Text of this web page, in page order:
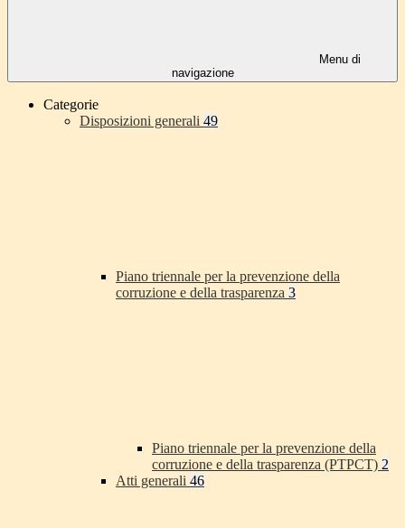
Menu di
navigazione
Categorie
Disposizioni generali 49
Piano triennale per la prevenzione della
corruzione e della trasparenza 3
Piano triennale per la prevenzione della
corruzione e della trasparenza (PTPCT) 2
Atti generali 46